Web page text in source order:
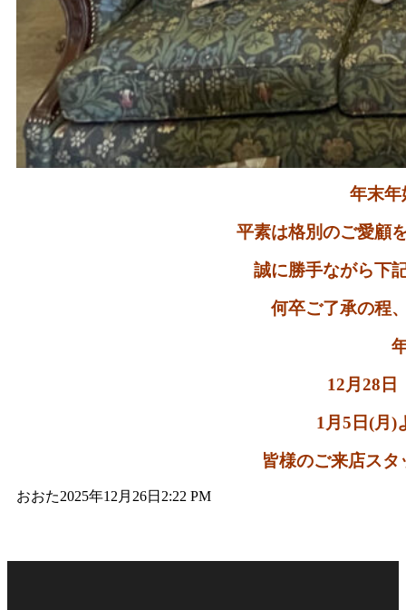
年末年
平素は格別のご愛顧
誠に勝手ながら下
何卒ご了承の程
年
12月28日
1月5日(月)
皆様のご来店ス
おおた2025年12月26日 2:22 PM